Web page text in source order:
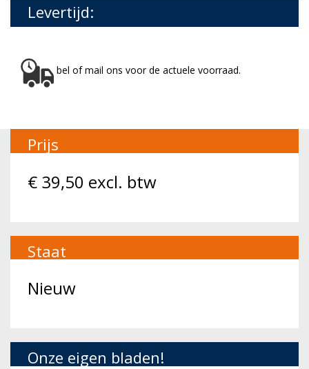
Levertijd:
bel of mail ons voor de actuele voorraad.
Prijs
€ 39,50 excl. btw
Staat
Nieuw
Onze eigen bladen!